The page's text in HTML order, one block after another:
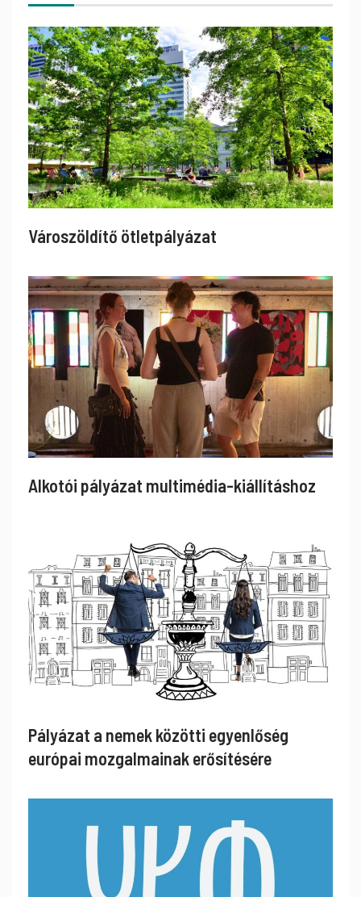
Városzöldítő ötletpályázat
Alkotói pályázat multimédia-kiállításhoz
Pályázat a nemek közötti egyenlőség
európai mozgalmainak erősítésére